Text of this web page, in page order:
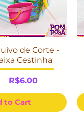
de Corte -
Cestinha
Price
R$6.00
to Cart